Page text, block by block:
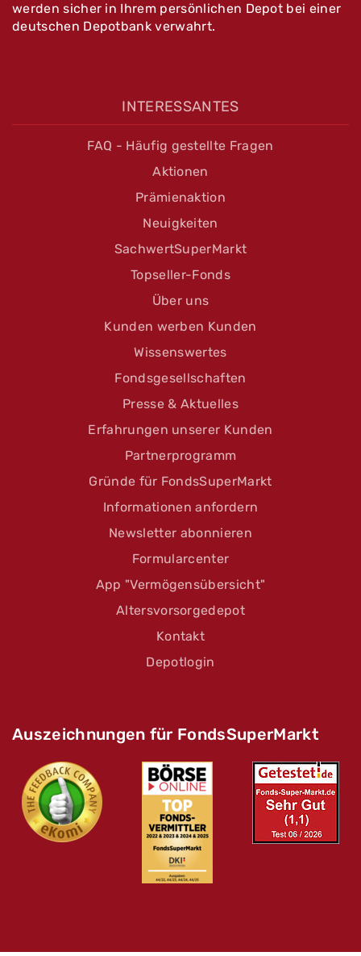
werden sicher in Ihrem persönlichen Depot bei einer
deutschen Depotbank verwahrt.
INTERESSANTES
FAQ - Häufig gestellte Fragen
Aktionen
Prämienaktion
Neuigkeiten
SachwertSuperMarkt
Topseller-Fonds
Über uns
Kunden werben Kunden
Wissenswertes
Fondsgesellschaften
Presse & Aktuelles
Erfahrungen unserer Kunden
Partnerprogramm
Gründe für FondsSuperMarkt
Informationen anfordern
Newsletter abonnieren
Formularcenter
App "Vermögensübersicht"
Altersvorsorgedepot
Kontakt
Depotlogin
Auszeichnungen für FondsSuperMarkt